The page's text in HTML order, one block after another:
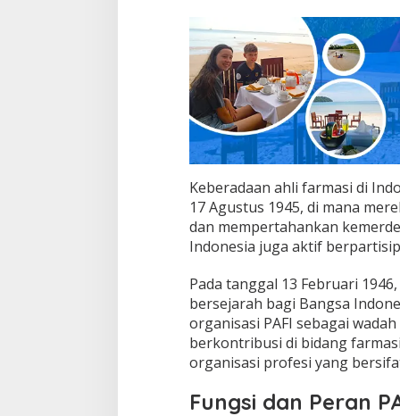
Keberadaan ahli farmasi di
17 Agustus 1945, di mana
dan mempertahankan
Indonesia juga aktif
Pada tanggal 13 Februari
bersejarah bagi Bangsa
organisasi PAFI sebagai
berkontribusi di bidang
organisasi profesi yang
Fungsi dan Peran